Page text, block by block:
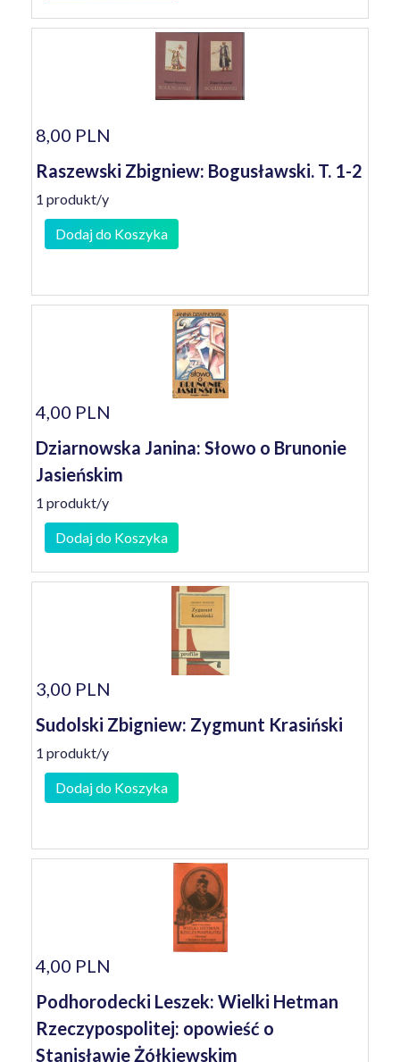
8,00 PLN
Raszewski Zbigniew: Bogusławski. T. 1-2
1 produkt/y
Dodaj do Koszyka
4,00 PLN
Dziarnowska Janina: Słowo o Brunonie
Jasieńskim
1 produkt/y
Dodaj do Koszyka
3,00 PLN
Sudolski Zbigniew: Zygmunt Krasiński
1 produkt/y
Dodaj do Koszyka
4,00 PLN
Podhorodecki Leszek: Wielki Hetman
Rzeczypospolitej: opowieść o
Stanisławie Żółkiewskim